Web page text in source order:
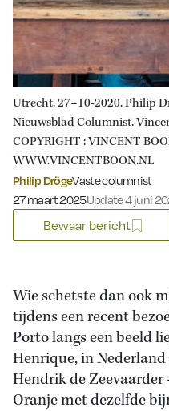
Utrecht. 27–10-2020. Philip
Nieuwsblad Columnist.
COPYRIGHT : VINCENT
WWW.VINCENTBOON.NL
Philip DrögeVaste columnist
Gepubliceerd op:
27 maart 2025Update 4 juni
Bewaar bericht
Wie schetste dan ook
tijdens een recent
Porto langs een beeld
Henrique, in
Hendrik de
Oranje met dezelfde